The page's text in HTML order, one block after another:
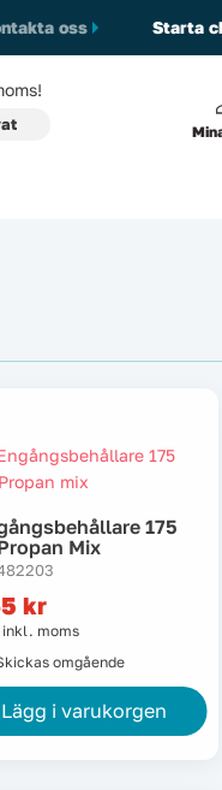
oss Starta
175
Mix
kr
inkl. moms
omgående
Lägg i varukorgen